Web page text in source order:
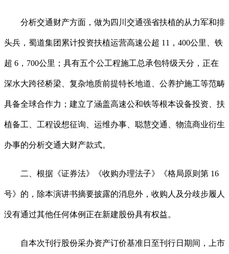
分析交通财产方面，做为四川交通强省扶植的从力军和排
头兵，蜀道集团累计投资扶植运营高速公超 11，400公里、铁
超 6，700公里；具有五个公工程施工总承包特级天分，正在
深水大跨径桥梁、复杂地质前提特长地道、公养护施工等范畴
具备全球合作力；建立了涵盖高速公和铁等根本设备投资、扶
植备工、工程设想征询、运维办事、聪慧交通、物流商业衍生
办事的分析交通大财产款式。
二、根据《证券法》《收购办理法子》《格局原则第 16
号》的，除本演讲书摘要披露的消息外，收购人及分歧步履人
没有通过其他任何体例正在新建股份具有权益。
自本次刊行股份采办资产订价基准日至刊行日期间，上市